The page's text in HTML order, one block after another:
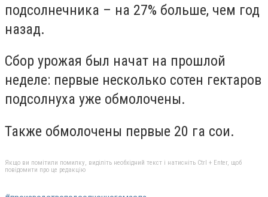
подсолнечника – на 27% больше, чем год
назад.
Сбор урожая был начат на прошлой
неделе: первые несколько сотен гектаров
подсолнуха уже обмолочены.
Также обмолочены первые 20 га сои.
Якщо ви помітили помилку, виділіть необхідний текст і натисніть Ctrl + Enter, щоб
повідомити про це редакцію